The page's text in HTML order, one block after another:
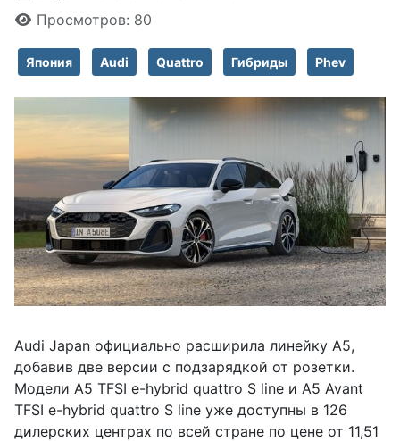
Просмотров: 80
Япония Audi Quattro Гибриды Phev
Audi Japan официально расширила линейку A5,
добавив две версии с подзарядкой от розетки.
Модели A5 TFSI e-hybrid quattro S line и A5 Avant
TFSI e-hybrid quattro S line уже доступны в 126
дилерских центрах по всей стране по цене от 11,51